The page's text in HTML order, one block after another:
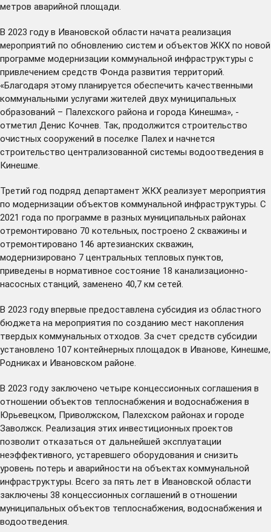
метров аварийной площади.
В 2023 году в Ивановской области начата реализация
мероприятий по обновлению систем и объектов ЖКХ по новой
программе модернизации коммунальной инфраструктуры с
привлечением средств Фонда развития территорий.
«Благодаря этому планируется обеспечить качественными
коммунальными услугами жителей двух муниципальных
образований – Палехского района и города Кинешма», -
отметил Денис Кочнев. Так, продолжится строительство
очистных сооружений в поселке Палех и начнется
строительство централизованной системы водоотведения в
Кинешме.
Третий год подряд департамент ЖКХ реализует мероприятия
по модернизации объектов коммунальной инфраструктуры. С
2021 года по программе в разных муниципальных районах
отремонтировано 70 котельных, построено 2 скважины и
отремонтировано 146 артезианских скважин,
модернизировано 7 центральных тепловых пунктов,
приведены в нормативное состояние 18 канализационно-
насосных станций, заменено 40,7 км сетей.
В 2023 году впервые предоставлена субсидия из областного
бюджета на мероприятия по созданию мест накопления
твердых коммунальных отходов. За счет средств субсидии
установлено 107 контейнерных площадок в Иванове, Кинешме,
Родниках и Ивановском районе.
В 2023 году заключено четыре концессионных соглашения в
отношении объектов теплоснабжения и водоснабжения в
Юрьевецком, Приволжском, Палехском районах и городе
Заволжск. Реализация этих инвестиционных проектов
позволит отказаться от дальнейшей эксплуатации
неэффективного, устаревшего оборудования и снизить
уровень потерь и аварийности на объектах коммунальной
инфраструктуры. Всего за пять лет в Ивановской области
заключены 38 концессионных соглашений в отношении
муниципальных объектов теплоснабжения, водоснабжения и
водоотведения.